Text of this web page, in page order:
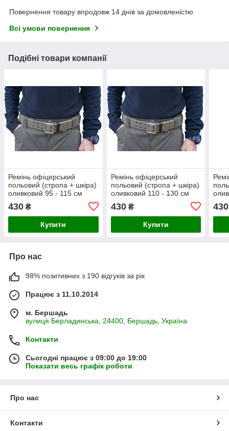
Повернення товару впродовж 14 днів за домовленістю
Всі умови повернення
Подібні товари компанії
Ремінь офіцерський
польовий (стропа + шкіра)
оливковий 95 - 115 см
430 ₴
Купити
Ремінь офіцерський
польовий (стропа + шкіра)
оливковий 110 - 130 см
430₴
Купити
430
Про нас
98% позитивних з 190 відгуків за рік
Працює з 11.10.2014
м. Бершадь
вулиця Берладинська, 24400, Бершадь, Україна
Контакти
Сьогодні працює з 09:00 до 19:00
Показати весь графік роботи
Про нас
Контакти